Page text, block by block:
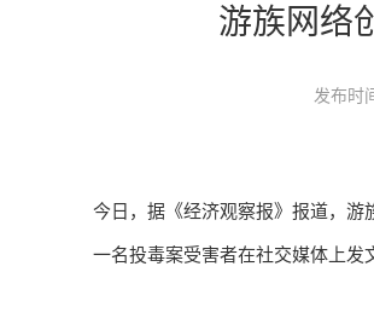
游族网络
发布时
今日，据《经济观察报》报道，游
一名投毒案受害者在社交媒体上发